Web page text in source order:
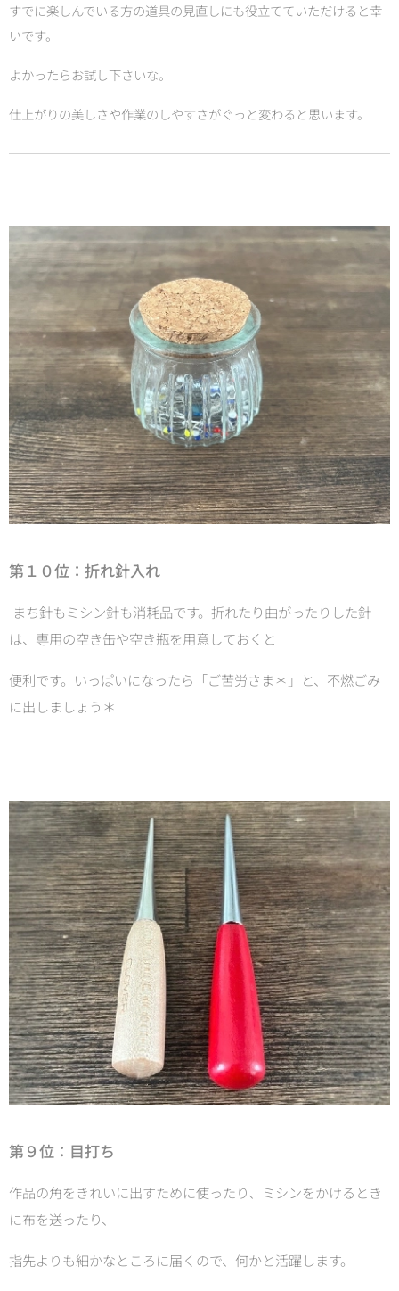
すでに楽しんでいる方の道具の見直しにも役立てていただけると幸
いです。
よかったらお試し下さいな。
仕上がりの美しさや作業のしやすさがぐっと変わると思います。
第１０位：折れ針入れ
まち針もミシン針も消耗品です。折れたり曲がったりした針
は、専用の空き缶や空き瓶を用意しておくと
便利です。いっぱいになったら「ご苦労さま＊」と、不燃ごみ
に出しましょう＊
第９位： 目打ち
作品の角をきれいに出すために使ったり、ミシンをかけるとき
に布を送ったり、
指先よりも細かなところに届くので、何かと活躍します。